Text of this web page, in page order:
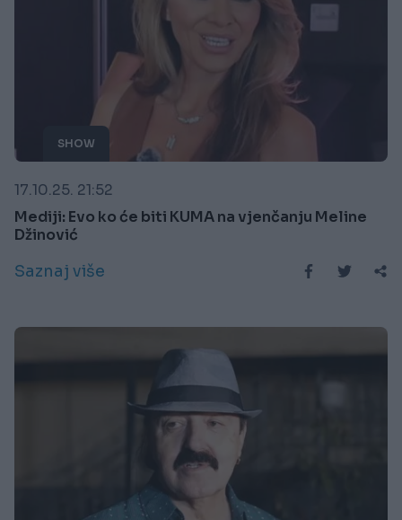
SHOW
17.10.25. 21:52
Mediji: Evo ko će biti KUMA na vjenčanju Meline
Džinović
Saznaj više